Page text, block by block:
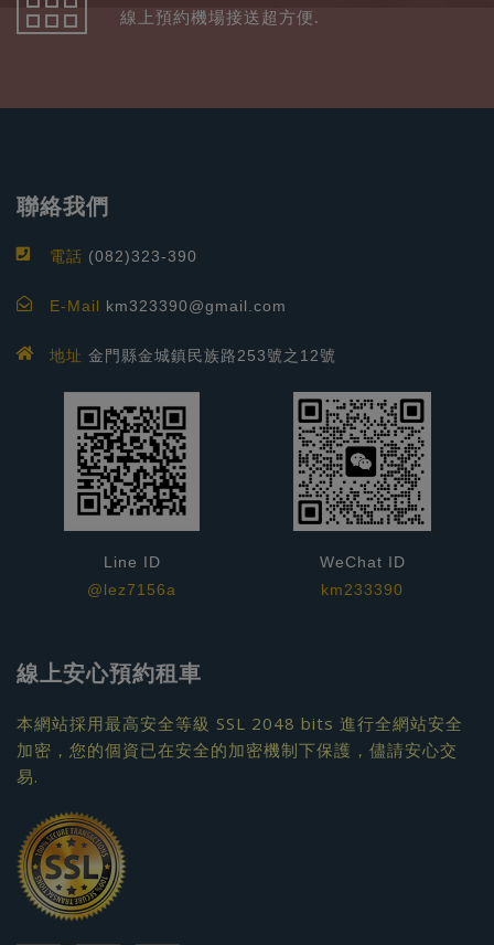
線上預約機場接送超方便.
線上安心預約租車
本網站採用最高安全等級 SSL 2048 bits 進行全網站安全
加密，您的個資已在安全的加密機制下保護，儘請安心交
易.
聯絡我們
電話 (082)323-390
E-Mail km323390@gmail.com
地址 金門縣金城鎮民族路253號之12號
Line ID
@lez7156a
WeChat ID
km233390